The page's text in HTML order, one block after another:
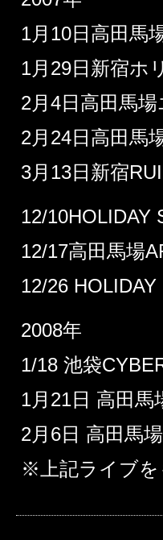
1月10日高田馬
1月29日新宿ホ
2月4日高田馬
2月24日高田馬
3月13日新宿
12/10HOLIDAY
12/17高田馬場
12/26
2008年
1/18 池袋
1月21日 高田馬
2月6日 高田馬
※上記ライブを